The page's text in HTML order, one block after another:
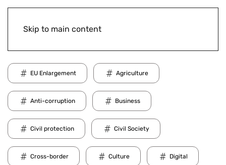
Skip to main content
EU Enlargement Agriculture
Anti-corruption Business
Civil protection Civil Society
Cross-border Culture Digital